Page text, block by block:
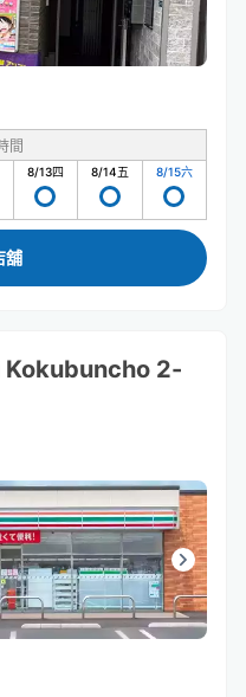
間
8/13四 8/14五 8/15六
舖
Kokubuncho 2-